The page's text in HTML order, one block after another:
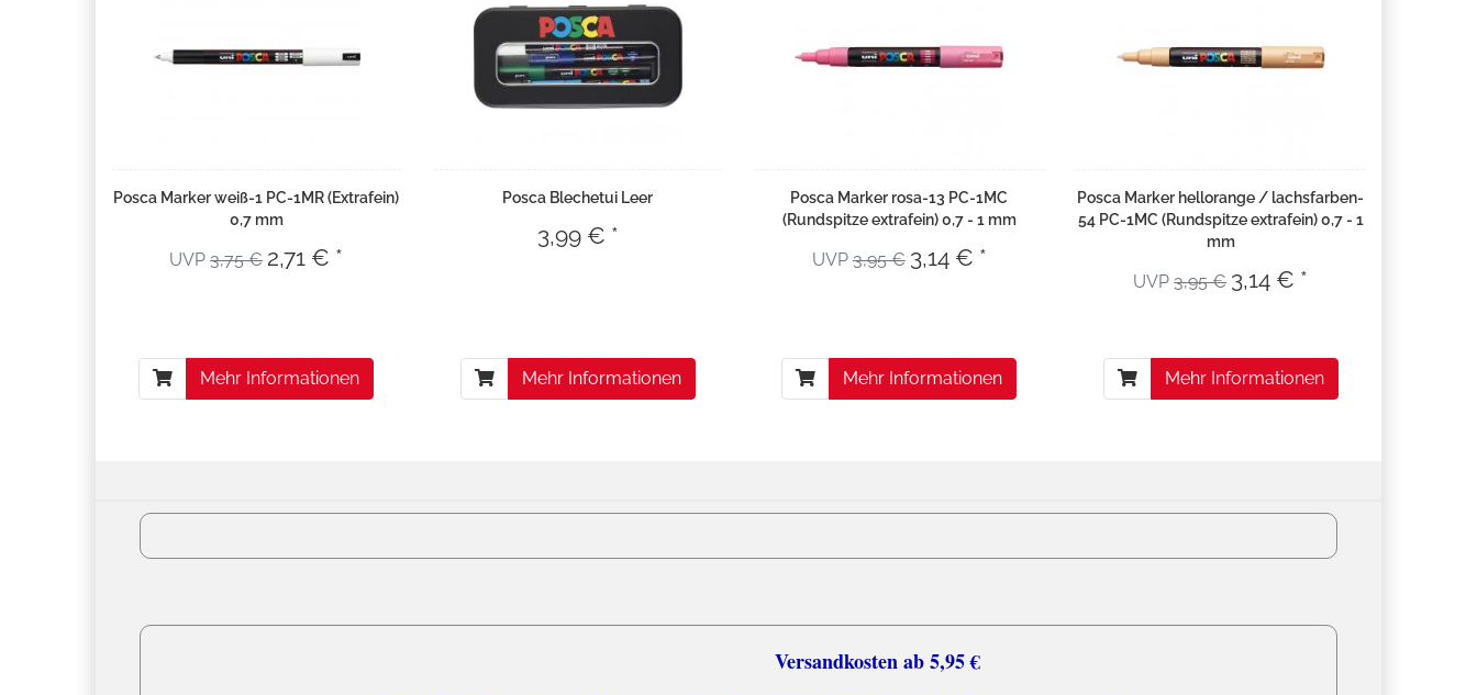
Posca Marker weiß-1 PC-1MR (Extrafein)
0,7 mm
UVP3,75 € 2,71 € *
Mehr Informationen
Posca Blechetui Leer
3,99 € *
Mehr Informationen
Posca Marker rosa-13 PC-1MC
(Rundspitze extrafein) 0,7 - 1 mm
UVP3,95 € 3,14 € *
Mehr Informationen
Posca Marker hellorange / lachsfarben-
54 PC-1MC (Rundspitze extrafein) 0,7 - 1
mm
UVP3,95 € 3,14 € *
Mehr Informationen
Versandkosten ab 5,95 €